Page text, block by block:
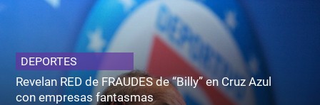
DEPORTES
Revelan RED de FRAUDES de “Billy” en Cruz Azul
con empresas fantasmas